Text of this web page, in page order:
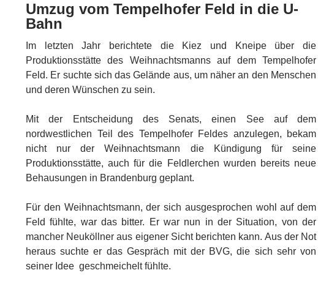
Umzug vom Tempelhofer Feld in die U-
Bahn
Im letzten Jahr berichtete die Kiez und Kneipe über die
Produktionsstätte des Weihnachtsmanns auf dem Tempelhofer
Feld. Er suchte sich das Gelände aus, um näher an den Menschen
und deren Wünschen zu sein.
Mit der Entscheidung des Senats, einen See auf dem
nordwestlichen Teil des Tempelhofer Feldes anzulegen, bekam
nicht nur der Weihnachtsmann die Kündigung für seine
Produktionsstätte, auch für die Feldlerchen wurden bereits neue
Behausungen in Brandenburg geplant.
Für den Weihnachtsmann, der sich ausgesprochen wohl auf dem
Feld fühlte, war das bitter. Er war nun in der Situation, von der
mancher Neuköllner aus eigener Sicht berichten kann. Aus der Not
heraus suchte er das Gespräch mit der BVG, die sich sehr von
seiner Idee geschmeichelt fühlte.